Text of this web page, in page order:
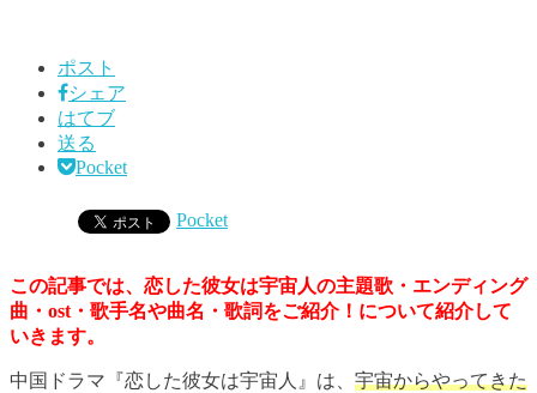
ポスト
シェア
はてブ
送る
Pocket
Pocket
この記事では、恋した彼女は宇宙人の主題歌・エンディング
曲・ost・歌手名や曲名・歌詞をご紹介！について紹介して
いきます。
中国ドラマ『恋した彼女は宇宙人』は、 宇宙からやってきた